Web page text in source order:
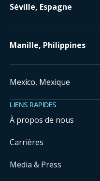
Séville, Espagne
Manille, Philippines
Mexico, Mexique
LIENS RAPIDES
À propos de nous
Carrières
Media & Press